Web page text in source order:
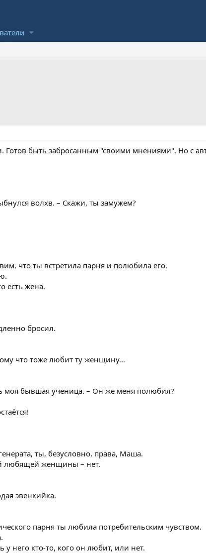
Готов быть забросанным "своими мнениями". Но с
волхв. – Скажи, ты замужем?
что ты встретила парня и полюбила его.
есть жена.
бросил.
что тоже любит ту женщину...
моя бывшая ученица. – Он же меня полюбил?
ты, безусловно, права, Маша.
любящей женщины – нет.
эвенкийка.
парня ты любила потребительским чувством.
у него кто-то, кого он любит, или нет.